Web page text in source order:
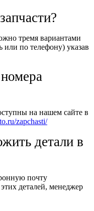
тремя вариантами
или по телефону) указав
на нашем сайте в
zapchasti/
детали в
почту
деталей, менеджер